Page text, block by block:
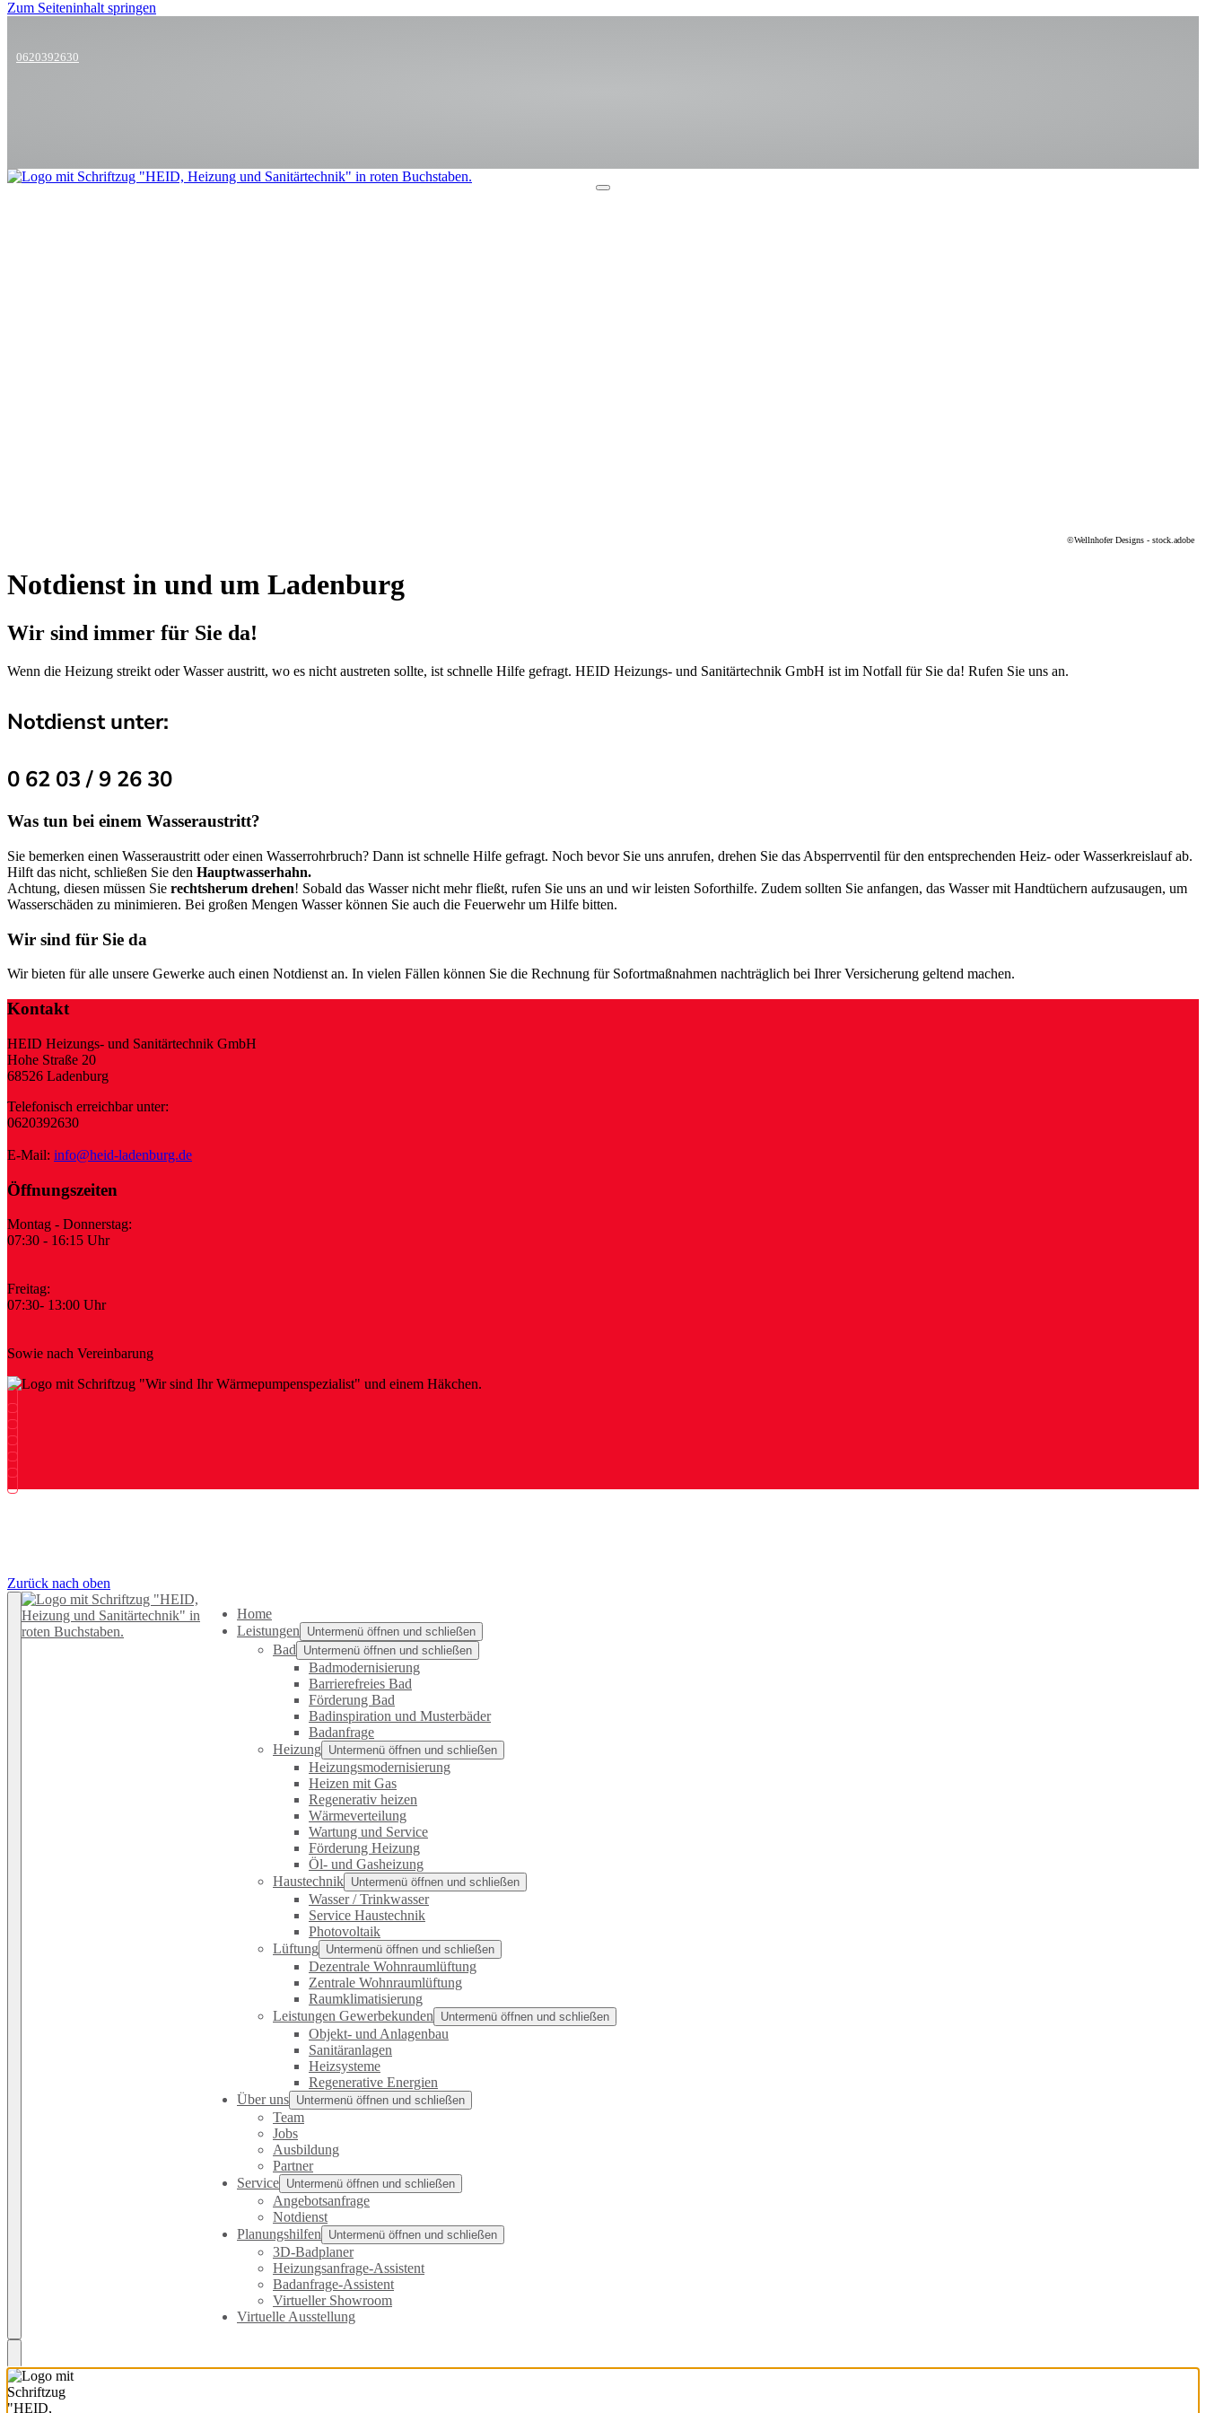
Zum Seiteninhalt springen
0620392630
©Wellnhofer Designs - stock.adobe
Notdienst in und um Ladenburg
Wir sind immer für Sie da!
Wenn die Heizung streikt oder Wasser austritt, wo es nicht austreten sollte, ist schnelle Hilfe gefragt. HEID Heizungs- und Sanitärtechnik GmbH ist im Notfall für Sie da! Rufen Sie uns an.
Notdienst unter:
0 62 03 / 9 26 30
Was tun bei einem Wasseraustritt?
Sie bemerken einen Wasseraustritt oder einen Wasserrohrbruch? Dann ist schnelle Hilfe gefragt. Noch bevor Sie uns anrufen, drehen Sie das Absperrventil für den entsprechenden Heiz- oder Wasserkreislauf ab.
Hilft das nicht, schließen Sie den Hauptwasserhahn.
Achtung, diesen müssen Sie rechtsherum drehen! Sobald das Wasser nicht mehr fließt, rufen Sie uns an und wir leisten Soforthilfe. Zudem sollten Sie anfangen, das Wasser mit Handtüchern aufzusaugen, um
Wasserschäden zu minimieren. Bei großen Mengen Wasser können Sie auch die Feuerwehr um Hilfe bitten.
Wir sind für Sie da
Wir bieten für alle unsere Gewerke auch einen Notdienst an. In vielen Fällen können Sie die Rechnung für Sofortmaßnahmen nachträglich bei Ihrer Versicherung geltend machen.
Kontakt
HEID Heizungs- und Sanitärtechnik GmbH
Hohe Straße 20
68526 Ladenburg
Telefonisch erreichbar unter:
0620392630
E-Mail: info@heid-ladenburg.de
Öffnungszeiten
Montag - Donnerstag:
07:30 - 16:15 Uhr
Freitag:
07:30- 13:00 Uhr
Sowie nach Vereinbarung
Zurück nach oben
Home
Leistungen
Untermenü öffnen und schließen
Bad Untermenü öffnen und schließen
Badmodernisierung
Barrierefreies Bad
Förderung Bad
Badinspiration und Musterbäder
Badanfrage
Heizung Untermenü öffnen und schließen
Heizungsmodernisierung
Heizen mit Gas
Regenerativ heizen
Wärmeverteilung
Wartung und Service
Förderung Heizung
Öl- und Gasheizung
Haustechnik Untermenü öffnen und schließen
Wasser / Trinkwasser
Service Haustechnik
Photovoltaik
Lüftung Untermenü öffnen und schließen
Dezentrale Wohnraumlüftung
Zentrale Wohnraumlüftung
Raumklimatisierung
Leistungen Gewerbekunden
Untermenü öffnen und schließen
Objekt- und Anlagenbau
Sanitäranlagen
Heizsysteme
Regenerative Energien
Über uns Untermenü öffnen und schließen
Team
Jobs
Ausbildung
Partner
Service Untermenü öffnen und schließen
Angebotsanfrage
Notdienst
Planungshilfen
Untermenü öffnen und schließen
3D-Badplaner
Heizungsanfrage-Assistent
Badanfrage-Assistent
Virtueller Showroom
Virtuelle Ausstellung